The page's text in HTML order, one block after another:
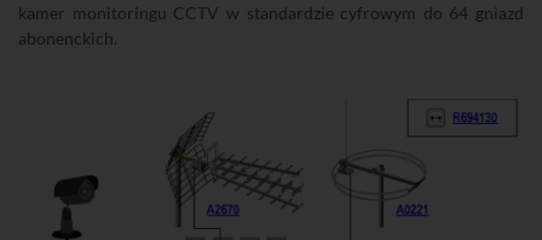
kamer monitoringu CCTV w standardzie cyfrowym do 64 gniazd
abonenckich.